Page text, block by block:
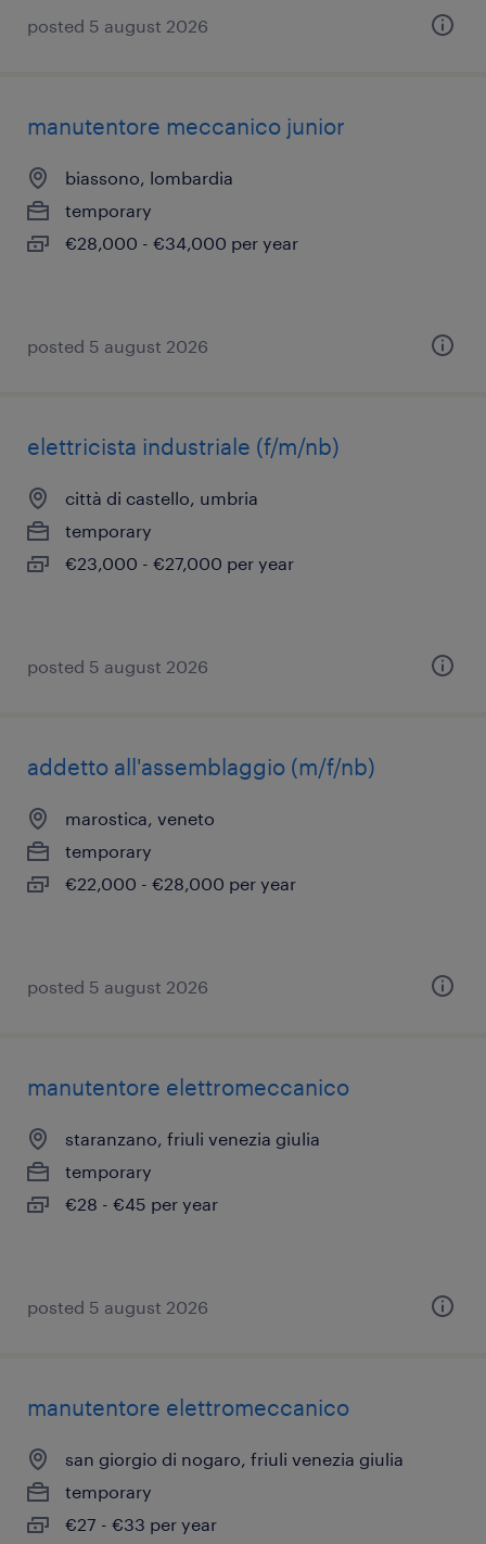
posted 5 august 2026
manutentore meccanico junior
biassono, lombardia
temporary
€28,000 - €34,000 per year
posted 5 august 2026
elettricista industriale (f/m/nb)
città di castello, umbria
temporary
€23,000 - €27,000 per year
posted 5 august 2026
addetto all'assemblaggio (m/f/nb)
marostica, veneto
temporary
€22,000 - €28,000 per year
posted 5 august 2026
manutentore elettromeccanico
staranzano, friuli venezia giulia
temporary
€28 - €45 per year
posted 5 august 2026
manutentore elettromeccanico
san giorgio di nogaro, friuli venezia giulia
temporary
€27 - €33 per year